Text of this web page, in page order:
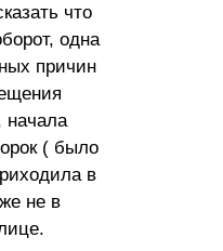
что
одна
причин
начала
( было
в
не в